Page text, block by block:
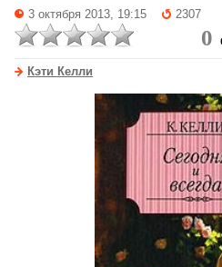
3 октября 2013, 19:15 2307
0
Кэти Келли